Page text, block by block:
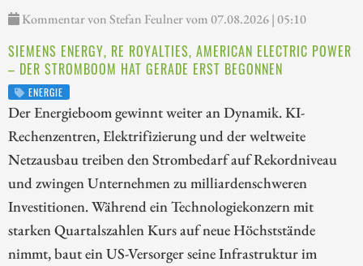
Kommentar von Stefan Feulner vom 07.08.2026 | 05:10
SIEMENS ENERGY, RE ROYALTIES, AMERICAN ELECTRIC POWER
– DER STROMBOOM HAT GERADE ERST BEGONNEN
ENERGIE
Der Energieboom gewinnt weiter an Dynamik. KI-
Rechenzentren, Elektrifizierung und der weltweite
Netzausbau treiben den Strombedarf auf Rekordniveau
und zwingen Unternehmen zu milliardenschweren
Investitionen. Während ein Technologiekonzern mit
starken Quartalszahlen Kurs auf neue Höchststände
nimmt, baut ein US-Versorger seine Infrastruktur im